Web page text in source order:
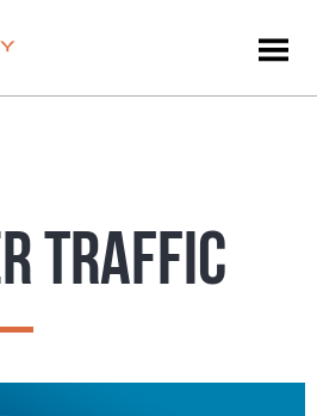
TRAFFIC